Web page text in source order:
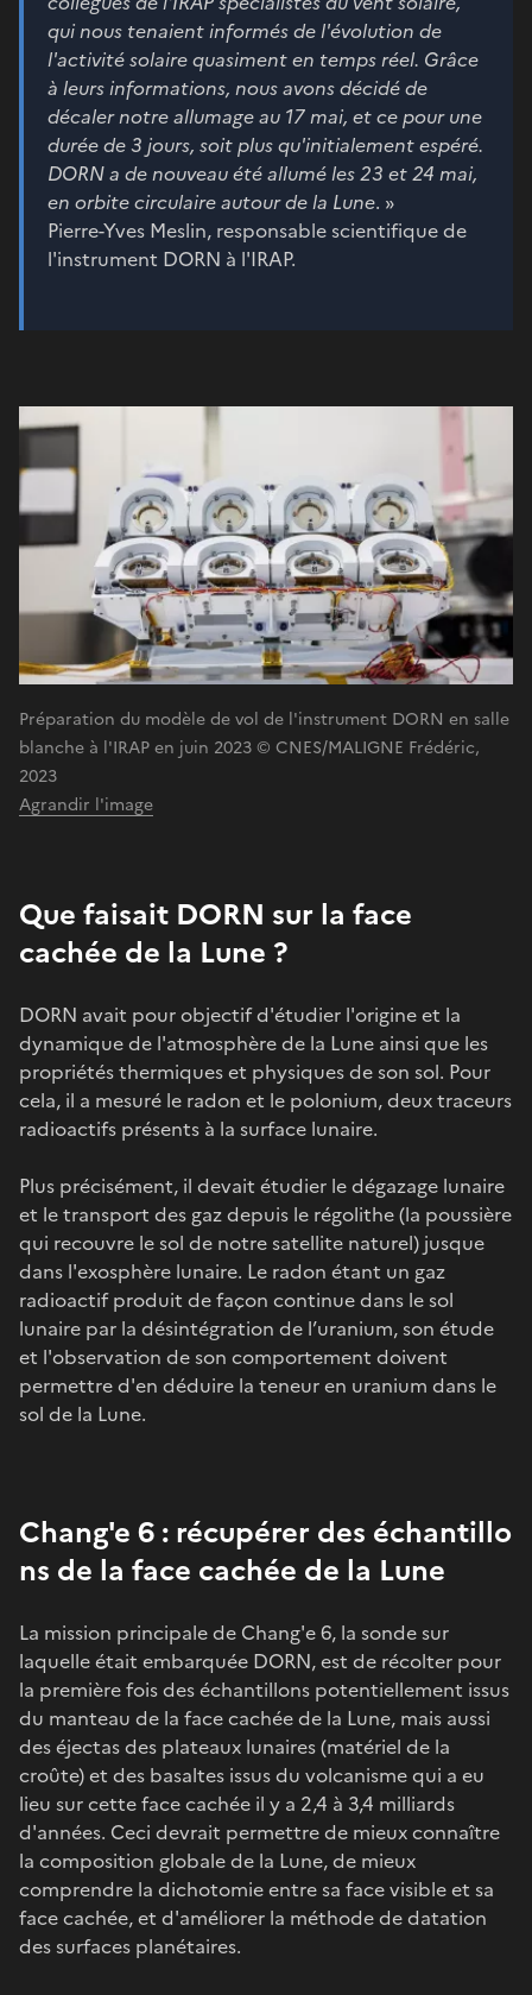
qui nous tenaient informés de l'évolution de
l'activité solaire quasiment en temps réel. Grâce
à leurs informations, nous avons décidé de
décaler notre allumage au 17 mai, et ce pour une
durée de 3 jours, soit plus qu'initialement espéré.
DORN a de nouveau été allumé les 23 et 24 mai,
en orbite circulaire autour de la Lune. »
Pierre-Yves Meslin, responsable scientifique de
l'instrument DORN à l'IRAP.
Préparation du modèle de vol de l'instrument DORN en salle
blanche à l'IRAP en juin 2023 © CNES/MALIGNE Frédéric,
2023
Agrandir l'image
Que faisait DORN sur la face
cachée de la Lune ?
DORN avait pour objectif d'étudier l'origine et la
dynamique de l'atmosphère de la Lune ainsi que les
propriétés thermiques et physiques de son sol. Pour
cela, il a mesuré le radon et le polonium, deux traceurs
radioactifs présents à la surface lunaire.
Plus précisément, il devait étudier le dégazage lunaire
et le transport des gaz depuis le régolithe (la poussière
qui recouvre le sol de notre satellite naturel) jusque
dans l'exosphère lunaire. Le radon étant un gaz
radioactif produit de façon continue dans le sol
lunaire par la désintégration de l’uranium, son étude
et l'observation de son comportement doivent
permettre d'en déduire la teneur en uranium dans le
sol de la Lune.
Chang'e 6 : récupérer des échantillo​
ns de la face cachée de la Lune
La mission principale de Chang'e 6, la sonde sur
laquelle était embarquée DORN, est de récolter pour
la première fois des échantillons potentiellement issus
du manteau de la face cachée de la Lune, mais aussi
des éjectas des plateaux lunaires (matériel de la
croûte) et des basaltes issus du volcanisme qui a eu
lieu sur cette face cachée il y a 2,4 à 3,4 milliards
d'années. Ceci devrait permettre de mieux connaître
la composition globale de la Lune, de mieux
comprendre la dichotomie entre sa face visible et sa
face cachée, et d'améliorer la méthode de datation
des surfaces planétaires.